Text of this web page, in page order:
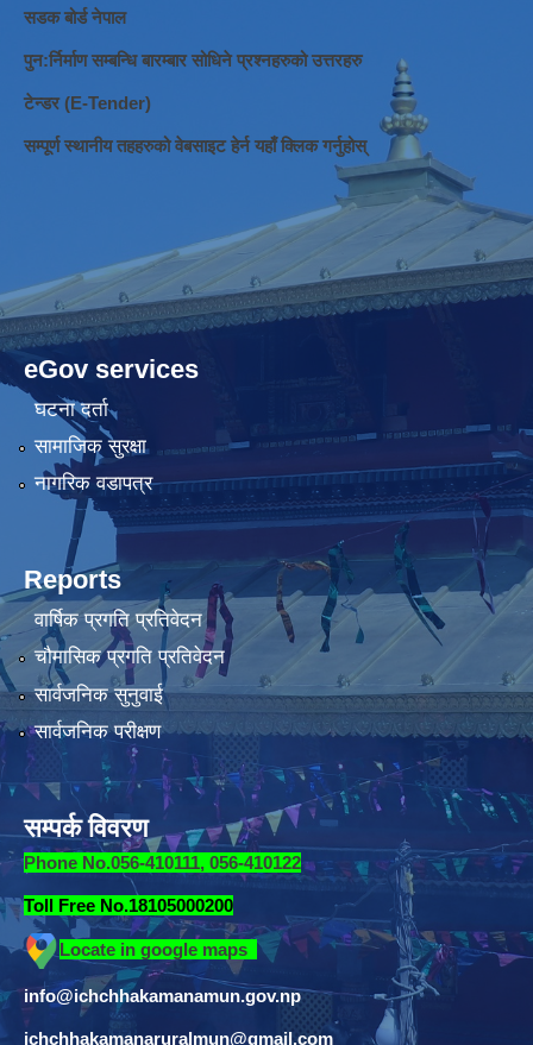
सडक बोर्ड नेपाल
पुन:र्निर्माण सम्बन्धि बारम्बार सोधिने प्रश्नहरुको उत्तरहरु
टेन्डर (E-Tender)
सम्पूर्ण स्थानीय तहहरुको वेबसाइट हेर्न यहाँ क्लिक गर्नुहोस्
eGov services
घटना दर्ता
सामाजिक सुरक्षा
नागरिक वडापत्र
Reports
वार्षिक प्रगति प्रतिवेदन
चौमासिक प्रगति प्रतिवेदन
सार्वजनिक सुनुवाई
सार्वजनिक परीक्षण
सम्पर्क विवरण
Phone No.056-410111, 056-410122
Toll Free No.18105000200
Locate in google maps
info@ichchhakamanamun.gov.np
ichchhakamanaruralmun@gmail.com